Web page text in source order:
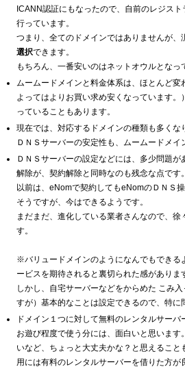
ICANN認証にもなったので、自前のレジス
行っています。
つまり、全てのドメインではありませんが、
選択できます。
もちろん、一番安いのはネットオウルとなっ
ムームードメインと料金体系は、ほとんど変
よってはよりお買い求め安くなっています
っていることもあります。
現在では、対応するドメインの種類も多くな
ＤＮＳサーバーの安定性も、ムームードメイ
ＤＮＳサーバーの設定などには、多少問題が
解除が、契約解除と同時なのも残念な点です。
以前は、eNomで契約してもeNomのＤＮＳ
そうですが、今はできるようです。
まだまだ、進化している業者さんなので、
す。
※バリュードメインのようになんでもできる
ービスを期待されると裏切られた感がありま
しかし、自宅サーバーなどをからめた こみ
すが）基本的なことは設定できるので、特に
ドメイン１つに対して無料のレンタルサーバ
お遊び程度で使う分には、面白いと思います
いなど、ちょっと大丈夫かな？と思えるこ
用には有料のレンタルサーバーを借りた方が